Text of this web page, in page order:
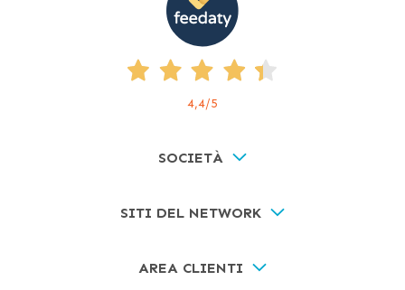
4,4/5
SOCIETÀ
SITI DEL NETWORK
AREA CLIENTI